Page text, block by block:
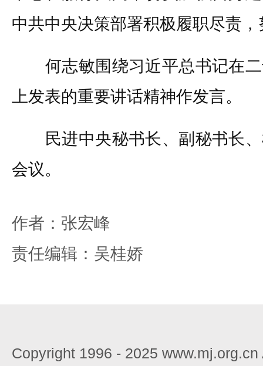
中共中央决策部署积极履职尽责
何志敏围绕习近平总书记在二
上发表的重要讲话精神作发言。
民进中央秘书长、副秘书长、
会议。
作者：张宏峰
责任编辑：吴桂娇
Copyright 1996 - 2025